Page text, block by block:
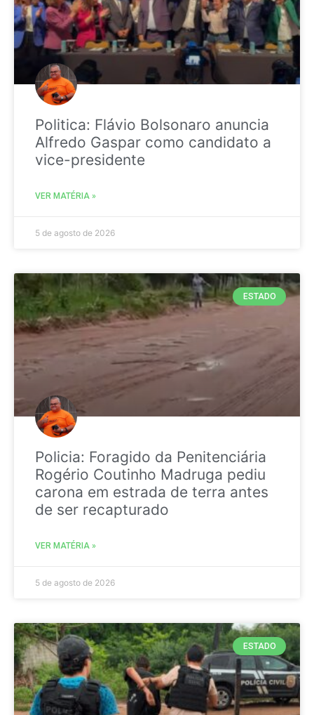
Politica: Flávio Bolsonaro anuncia
Alfredo Gaspar como candidato a
vice-presidente
VER MATÉRIA »
5 de agosto de 2026
ESTADO
Policia: Foragido da Penitenciária
Rogério Coutinho Madruga pediu
carona em estrada de terra antes
de ser recapturado
VER MATÉRIA »
5 de agosto de 2026
ESTADO